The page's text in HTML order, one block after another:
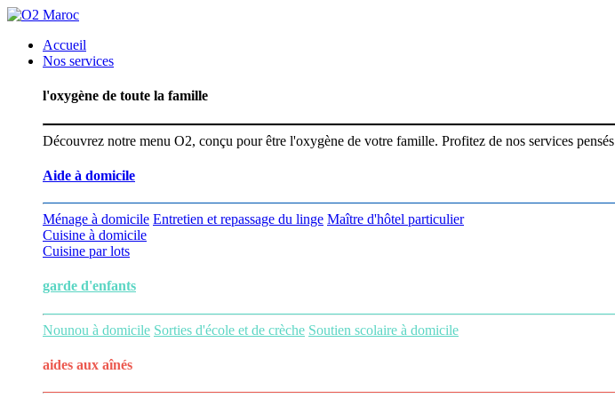
Accueil
Nos services
l'oxygène de toute la famille
Découvrez notre menu O2, conçu pour être l'oxygène de votre famille. Profitez de nos services
Aide à domicile
Ménage à domicile Entretien et repassage du linge Maître d'hôtel particulier
Cuisine à domicile
Cuisine par lots
garde d'enfants
Nounou à domicile Sorties d'école et de crèche Soutien scolaire à domicile
aides aux aînés